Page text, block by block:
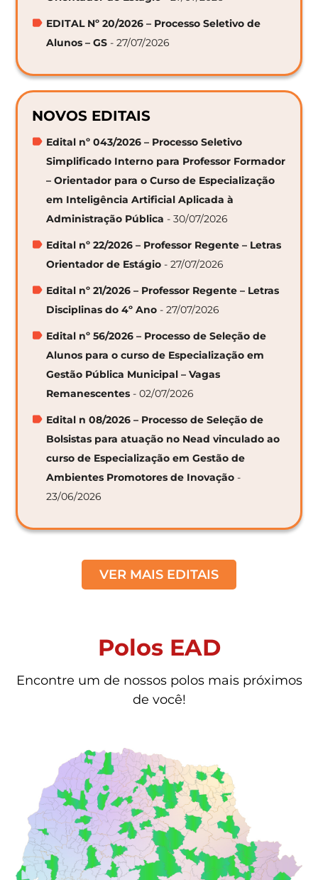
EDITAL Nº 20/2026 – Processo Seletivo de
Alunos – GS - 27/07/2026
NOVOS EDITAIS
Edital nº 043/2026 – Processo Seletivo
Simplificado Interno para Professor Formador
– Orientador para o Curso de Especialização
em Inteligência Artificial Aplicada à
Administração Pública - 30/07/2026
Edital nº 22/2026 – Professor Regente – Letras
Orientador de Estágio - 27/07/2026
Edital nº 21/2026 – Professor Regente – Letras
Disciplinas do 4º Ano - 27/07/2026
Edital nº 56/2026 – Processo de Seleção de
Alunos para o curso de Especialização em
Gestão Pública Municipal – Vagas
Remanescentes - 02/07/2026
Edital n 08/2026 – Processo de Seleção de
Bolsistas para atuação no Nead vinculado ao
curso de Especialização em Gestão de
Ambientes Promotores de Inovação -
23/06/2026
VER MAIS EDITAIS
Polos EAD
Encontre um de nossos polos mais próximos
de você!